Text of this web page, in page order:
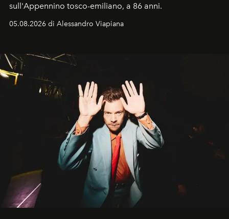
sull'Appennino tosco-emiliano, a 86 anni.
05.08.2026 di Alessandro Viapiana